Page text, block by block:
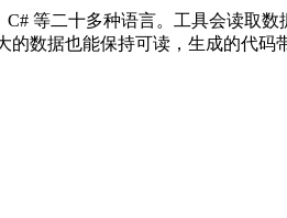
C# 等二十多种语言。工具会读取
数据也能保持可读，生成的代码